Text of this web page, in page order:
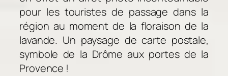
r
i
x
:
pour les touristes de passage dans la
région au moment de la floraison de la
lavande. Un paysage de carte postale,
symbole de la Drôme aux portes de la
Provence !